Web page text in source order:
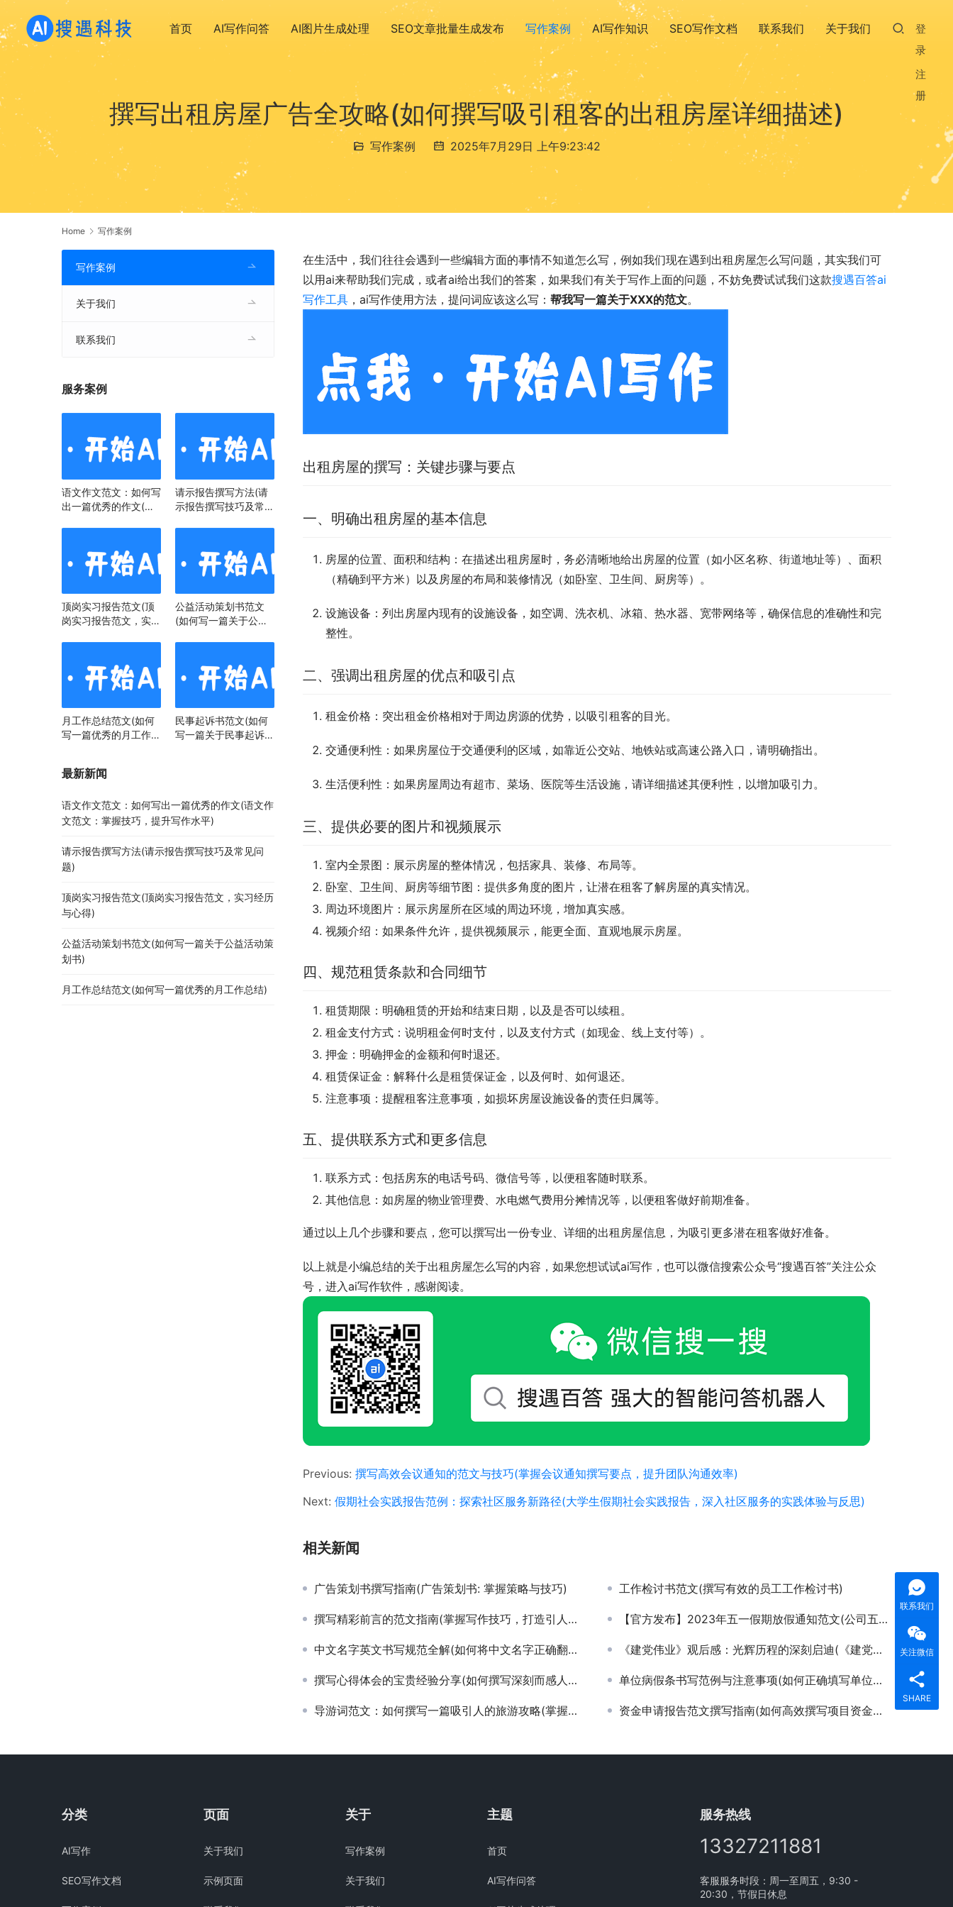
首页 AI写作问答 AI图片生成处理 SEO文章批量生成发布 写作案例 AI写作知识 SEO写作文档 联系我们 关于我们
登
录
注
册
撰写出租房屋广告全攻略(如何撰写吸引租客的出租房屋详细描述)
写作案例 2025年7月29日 上午9:23:42
Home 写作案例
在生活中，我们往往会遇到一些编辑方面的事情不知道怎么写，例如我们现在遇到出租房屋怎么写问题，其实我们可
以用ai来帮助我们完成，或者ai给出我们的答案，如果我们有关于写作上面的问题，不妨免费试试我们这款搜遇百答ai
写作工具 ，ai写作使用方法，提问词应该这么写： 帮我写一篇关于XXX的范文。
出租房屋的撰写：关键步骤与要点
一、明确出租房屋的基本信息
房屋的位置、面积和结构：在描述出租房屋时，务必清晰地给出房屋的位置（如小区名称、街道地址等）、面积
（精确到平方米）以及房屋的布局和装修情况（如卧室、卫生间、厨房等）。
设施设备：列出房屋内现有的设施设备，如空调、洗衣机、冰箱、热水器、宽带网络等，确保信息的准确性和完
整性。
二、强调出租房屋的优点和吸引点
租金价格：突出租金价格相对于周边房源的优势，以吸引租客的目光。
交通便利性：如果房屋位于交通便利的区域，如靠近公交站、地铁站或高速公路入口，请明确指出。
生活便利性：如果房屋周边有超市、菜场、医院等生活设施，请详细描述其便利性，以增加吸引力。
三、提供必要的图片和视频展示
室内全景图：展示房屋的整体情况，包括家具、装修、布局等。
卧室、卫生间、厨房等细节图：提供多角度的图片，让潜在租客了解房屋的真实情况。
周边环境图片：展示房屋所在区域的周边环境，增加真实感。
视频介绍：如果条件允许，提供视频展示，能更全面、直观地展示房屋。
四、规范租赁条款和合同细节
租赁期限：明确租赁的开始和结束日期，以及是否可以续租。
租金支付方式：说明租金何时支付，以及支付方式（如现金、线上支付等）。
押金：明确押金的金额和何时退还。
租赁保证金：解释什么是租赁保证金，以及何时、如何退还。
注意事项：提醒租客注意事项，如损坏房屋设施设备的责任归属等。
五、提供联系方式和更多信息
联系方式：包括房东的电话号码、微信号等，以便租客随时联系。
其他信息：如房屋的物业管理费、水电燃气费用分摊情况等，以便租客做好前期准备。
通过以上几个步骤和要点，您可以撰写出一份专业、详细的出租房屋信息，为吸引更多潜在租客做好准备。
以上就是小编总结的关于出租房屋怎么写的内容，如果您想试试ai写作，也可以微信搜索公众号“搜遇百答”关注公众
号，进入ai写作软件，感谢阅读。
Previous: 撰写高效会议通知的范文与技巧(掌握会议通知撰写要点，提升团队沟通效率)
Next: 假期社会实践报告范例：探索社区服务新路径(大学生假期社会实践报告，深入社区服务的实践体验与反思)
相关新闻
广告策划书撰写指南(广告策划书: 掌握策略与技巧) 工作检讨书范文(撰写有效的员工工作检讨书)
撰写精彩前言的范文指南(掌握写作技巧，打造引人入胜的前言范文实例) 【官方发布】2023年五一假期放假通知范文(公司五一劳动节放假安排及注意事项详细说明)
中文名字英文书写规范全解(如何将中文名字正确翻译成英文格式以提升国际交流效率) 《建党伟业》观后感：光辉历程的深刻启迪(《建党伟业》电影观后感：历史转折点的伟大启示)
撰写心得体会的宝贵经验分享(如何撰写深刻而感人的心得体会范文) 单位病假条书写范例与注意事项(如何正确填写单位认可的病假条模板)
导游词范文：如何撰写一篇吸引人的旅游攻略(掌握导游词范文，成为旅游攻略达人) 资金申请报告范文撰写指南(如何高效撰写项目资金申请报告范文)
写作案例
关于我们
联系我们
服务案例
语文作文范文：如何写
出一篇优秀的作文(语
请示报告撰写方法(请
示报告撰写技巧及常见
顶岗实习报告范文(顶
岗实习报告范文，实习
公益活动策划书范文
(如何写一篇关于公益
月工作总结范文(如何
写一篇优秀的月工作总
民事起诉书范文(如何
写一篇关于民事起诉书
最新新闻
语文作文范文：如何写出一篇优秀的作文(语文作
文范文：掌握技巧，提升写作水平)
请示报告撰写方法(请示报告撰写技巧及常见问
题)
顶岗实习报告范文(顶岗实习报告范文，实习经历
与心得)
公益活动策划书范文(如何写一篇关于公益活动策
划书)
月工作总结范文(如何写一篇优秀的月工作总结)
分类
AI写作
SEO写作文档
页面
关于我们
示例页面
关于
写作案例
关于我们
主题
首页
AI写作问答
服务热线
13327211881
客服服务时段：周一至周五，9:30 -
20:30，节假日休息
联系我们
关注微信
SHARE